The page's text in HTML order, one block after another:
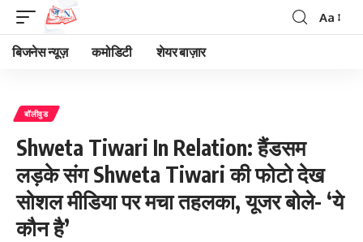
Font
Aa
बिजनेस न्यूज़ कमोडिटी शेयर बाज़ार
बॉलीवुड
Shweta Tiwari In Relation: हैंडसम
लड़के संग Shweta Tiwari की फोटो देख
सोशल मीडिया पर मचा तहलका, यूजर बोले- ‘ये
कौन है’